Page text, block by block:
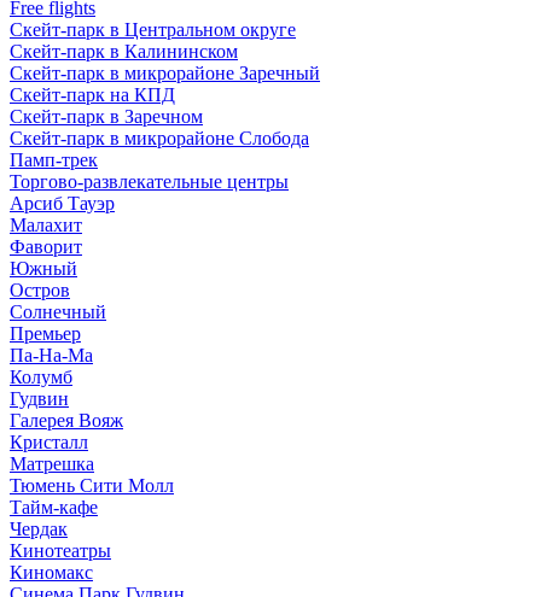
Free flights
Скейт-парк в Центральном округе
Скейт-парк в Калининском
Скейт-парк в микрорайоне Заречный
Скейт-парк на КПД
Скейт-парк в Заречном
Скейт-парк в микрорайоне Слобода
Памп-трек
Торгово-развлекательные центры
Арсиб Тауэр
Малахит
Фаворит
Южный
Остров
Солнечный
Премьер
Па-На-Ма
Колумб
Гудвин
Галерея Вояж
Кристалл
Матрешка
Тюмень Сити Молл
Тайм-кафе
Чердак
Кинотеатры
Киномакс